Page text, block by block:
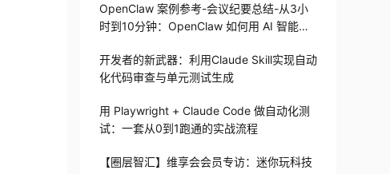
OpenClaw 案例参考-会议纪要总结-从3小
时到10分钟：OpenClaw 如何用 AI 智能体
开发者的新武器：利用Claude Skill实现自动
化代码审查与单元测试生成
用 Playwright + Claude Code 做自动化测
试：一套从0到1跑通的实战流程
【圈层智汇】维享会会员专访：迷你玩科技